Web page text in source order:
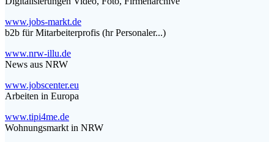
www.jobs-markt.de
b2b für Mitarbeiterprofis (hr Personaler...)
www.nrw-illu.de
News aus NRW
www.jobscenter.eu
Arbeiten in Europa
www.tipi4me.de
Wohnungsmarkt in NRW